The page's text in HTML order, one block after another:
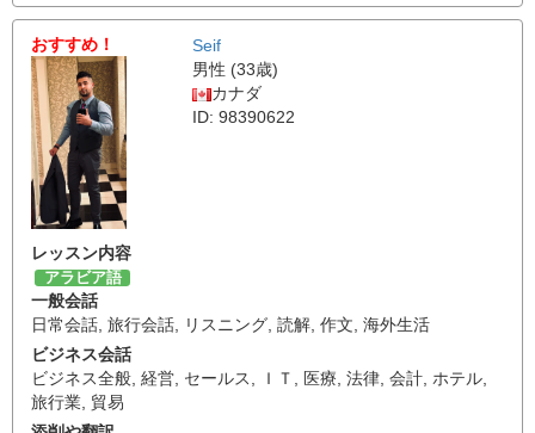
おすすめ！
Seif
男性 (33歳)
カナダ
ID: 98390622
レッスン内容
アラビア語
一般会話
日常会話 旅行会話 リスニング 読解 作文 海外生活
ビジネス会話
ビジネス全般 経営 セールス ＩＴ 医療 法律 会計 ホテル
旅行業 貿易